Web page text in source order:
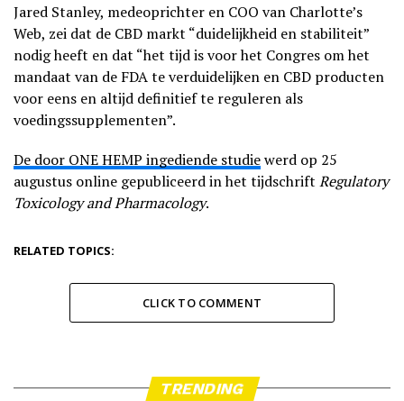
Jared Stanley, medeoprichter en COO van Charlotte’s
Web, zei dat de CBD markt “duidelijkheid en stabiliteit”
nodig heeft en dat “het tijd is voor het Congres om het
mandaat van de FDA te verduidelijken en CBD producten
voor eens en altijd definitief te reguleren als
voedingssupplementen”.
De door ONE HEMP ingediende studiewerd op 25
augustus online gepubliceerd in het tijdschrift Regulatory
Toxicology and Pharmacology.
RELATED TOPICS:
CLICK TO COMMENT
TRENDING